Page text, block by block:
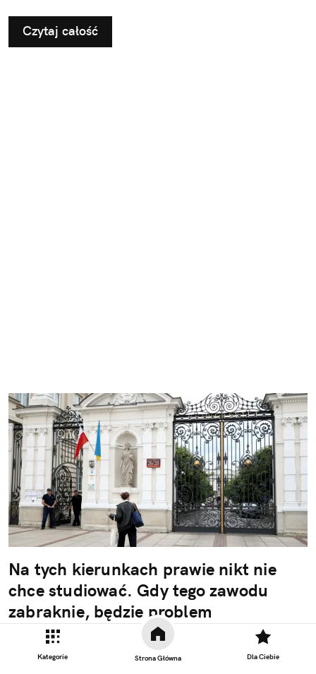
Kategorie Strona Główna Dla Ciebie
Czytaj całość
Na tych kierunkach prawie nikt nie
chce studiować. Gdy tego zawodu
zabraknie, będzie problem
Młodzi ludzie nadal chcą studiować, chociaż ich
podejście do samych studiów zdecydowanie się